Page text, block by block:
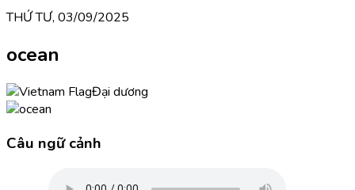
THỨ TƯ, 03/09/2025
ocean
Đại dương
Câu ngữ cảnh